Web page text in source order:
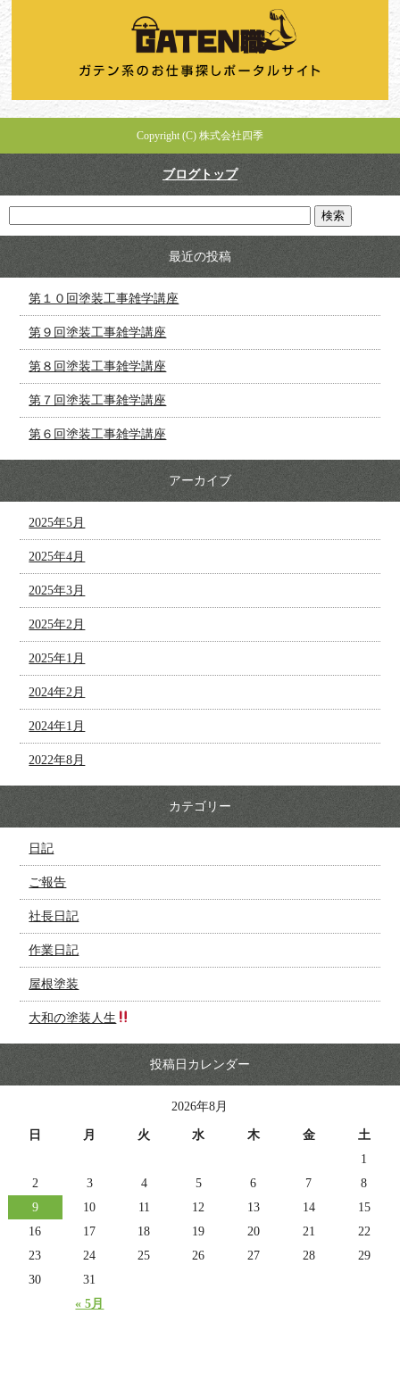
Copyright (C) 株式会社四季
ブログトップ
最近の投稿
第１０回塗装工事雑学講座
第９回塗装工事雑学講座
第８回塗装工事雑学講座
第７回塗装工事雑学講座
第６回塗装工事雑学講座
アーカイブ
2025年5月
2025年4月
2025年3月
2025年2月
2025年1月
2024年2月
2024年1月
2022年8月
カテゴリー
日記
ご報告
社長日記
作業日記
屋根塗装
大和の塗装人生
投稿日カレンダー
2026年8月
日 月 火 水 木 金 土
« 5月
1
2
3 4 5 6 7
8
9
10 11 12 13 14
15
16
17 18 19 20 21
22
23
24 25 26 27 28
29
30
31